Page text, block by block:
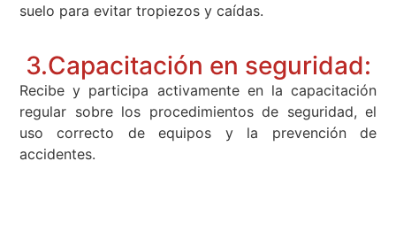
suelo para evitar tropiezos y caídas.
3.Capacitación en seguridad:
Recibe y participa activamente en la capacitación
regular sobre los procedimientos de seguridad, el
uso correcto de equipos y la prevención de
accidentes.